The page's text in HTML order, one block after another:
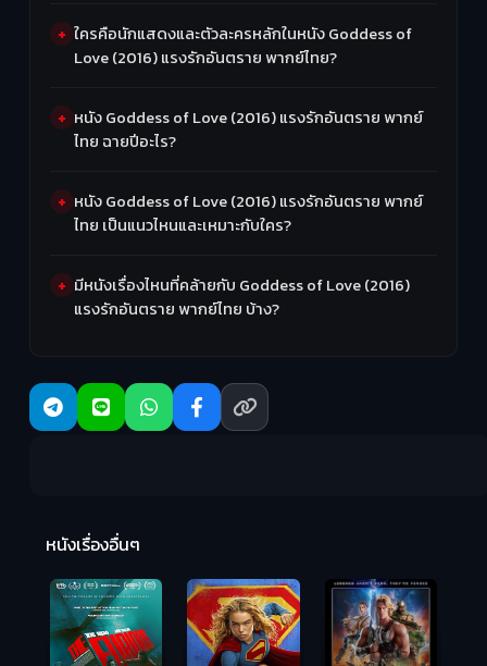
ใครคือนักแสดงและตัวละครหลักในหนัง Goddess of
Love (2016) แรงรักอันตราย พากย์ไทย?
หนัง Goddess of Love (2016) แรงรักอันตราย พากย์
ไทย ฉายปีอะไร?
หนัง Goddess of Love (2016) แรงรักอันตราย พากย์
ไทย เป็นแนวไหนและเหมาะกับใคร?
มีหนังเรื่องไหนที่คล้ายกับ Goddess of Love (2016)
แรงรักอันตราย พากย์ไทย บ้าง?
หนังเรื่องอื่นๆ